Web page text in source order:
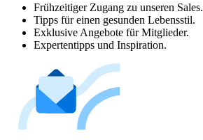
Frühzeitiger Zugang zu unseren Sales.
Tipps für einen gesunden Lebensstil.
Exklusive Angebote für Mitglieder.
Expertentipps und Inspiration.